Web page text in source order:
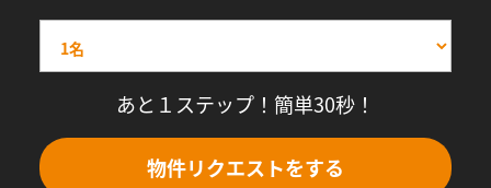
あと１ステップ！簡単30秒！
物件リクエストをする